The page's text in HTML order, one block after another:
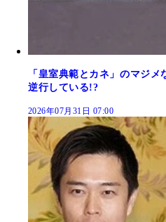
「皇室典範とカネ」のマジ
逆行している!?
2026年07月31日 07:00